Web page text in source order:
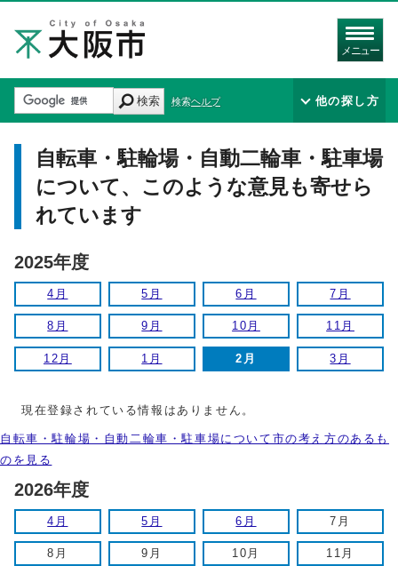
メニュー
検索 検索ヘルプ 他の探し方
自転車・駐輪場・自動二輪車・駐車場
について、このような意見も寄せら
れています
2025年度
4月 5月 6月 7月
8月 9月 10月 11月
12月 1月 2月 3月
現在登録されている情報はありません。
自転車・駐輪場・自動二輪車・駐車場について市の考え方のあるも
のを見る
2026年度
4月 5月 6月 7月
8月 9月 10月 11月